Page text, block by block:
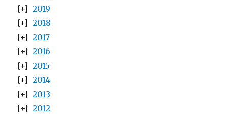
2019
2018
2017
2016
2015
2014
2013
2012